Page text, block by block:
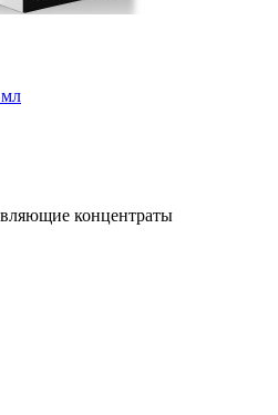
концентраты